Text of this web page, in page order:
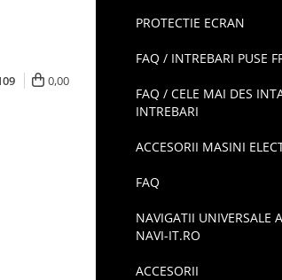
0,00
PROTECTIE ECRAN
FAQ / INTREBARI PUSE
FAQ / CELE MAI DES
INTREBARI
ACCESORII MASINI
FAQ
NAVIGATII UNIVERSALE
NAVI-IT.RO
ACCESORII